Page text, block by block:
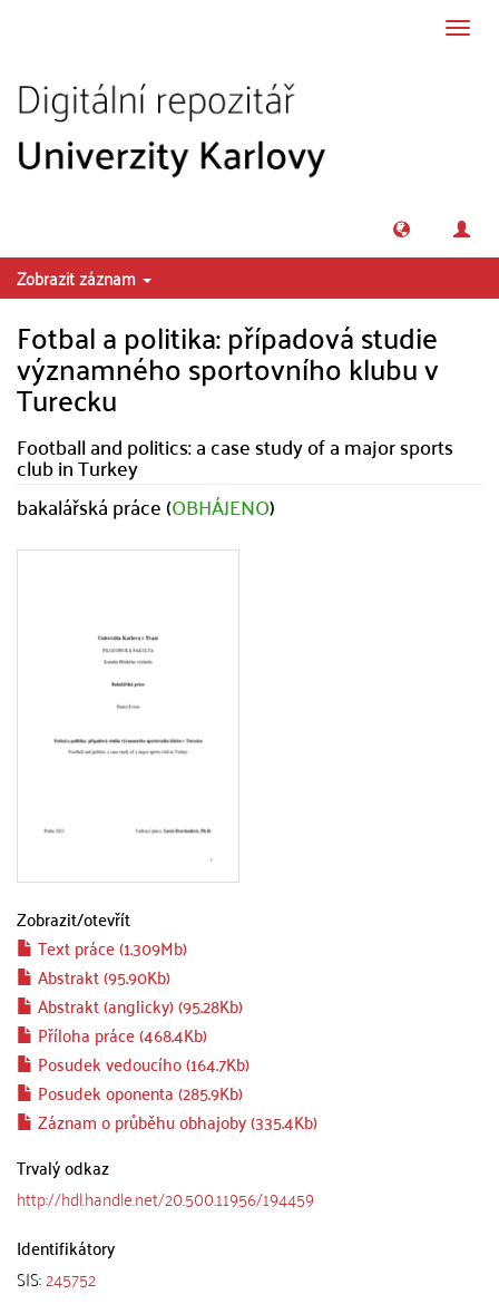
Zobrazit záznam
Fotbal a politika: případová studie
významného sportovního klubu v
Turecku
Football and politics: a case study of a major sports
club in Turkey
bakalářská práce (OBHÁJENO)
Zobrazit/otevřít
Text práce (1.309Mb)
Abstrakt (95.90Kb)
Abstrakt (anglicky) (95.28Kb)
Příloha práce (468.4Kb)
Posudek vedoucího (164.7Kb)
Posudek oponenta (285.9Kb)
Záznam o průběhu obhajoby (335.4Kb)
Trvalý odkaz
http://hdl.handle.net/20.500.11956/194459
Identifikátory
SIS:245752